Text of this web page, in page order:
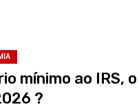
mínimo ao IRS,
?